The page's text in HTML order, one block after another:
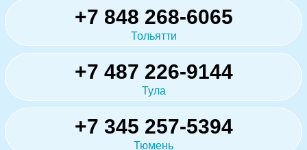
+7 848 268-6065
Тольятти
+7 487 226-9144
Тула
+7 345 257-5394
Тюмень